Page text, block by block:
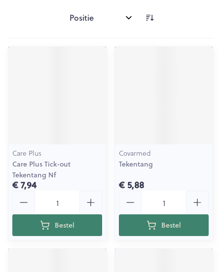
Sorteer op:
Care Plus
Care Plus Tick-out
Tekentang Nf
€ 7,94
Bestel
Covarmed
Tekentang
€ 5,88
Bestel